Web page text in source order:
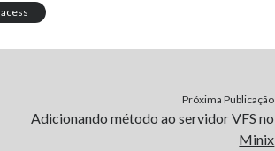
Próxima Publicação
Adicionando método ao servidor VFS no
Minix